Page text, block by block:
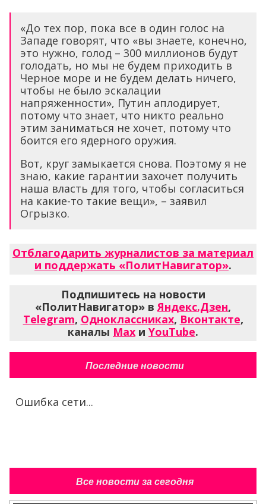
«До тех пор, пока все в один голос на
Западе говорят, что «вы знаете, конечно,
это нужно, голод – 300 миллионов будут
голодать, но мы не будем приходить в
Черное море и не будем делать ничего,
чтобы не было эскалации
напряженности», Путин аплодирует,
потому что знает, что никто реально
этим заниматься не хочет, потому что
боится его ядерного оружия.
Вот, круг замыкается снова. Поэтому я не
знаю, какие гарантии захочет получить
наша власть для того, чтобы согласиться
на какие-то такие вещи», – заявил
Огрызко.
Отблагодарить журналистов за материал
и поддержать «ПолитНавигатор».
Подпишитесь на новости
«ПолитНавигатор» в Яндекс.Дзен,
Telegram, Одноклассниках, Вконтакте,
каналы Max и YouTube.
Последние новости
Ошибка сети...
Все новости за сегодня